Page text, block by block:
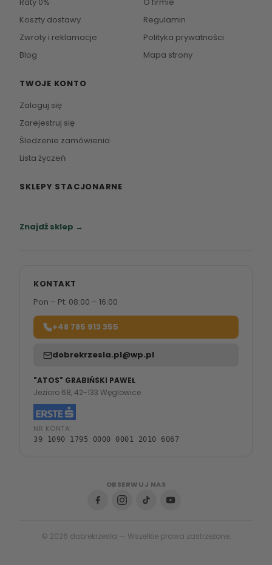
Koszty dostawy
Zwroty i reklamacje
Blog
Regulamin
Polityka prywatności
Mapa strony
TWOJE KONTO
Zaloguj się
Zarejestruj się
Śledzenie zamówienia
Lista życzeń
SKLEPY STACJONARNE
Znajdź sklep →
KONTAKT
Pon – Pt: 08:00 – 16:00
+48 785 913 355
dobrekrzesla.pl@wp.pl
"ATOS" GRABIŃSKI PAWEŁ
Jezioro 68, 42-133 Węglowice
NR KONTA:
39 1090 1795 0000 0001 2010 6067
OBSERWUJ NAS
© 2026 dobrekrzesła — Wszelkie prawa zastrzeżone.